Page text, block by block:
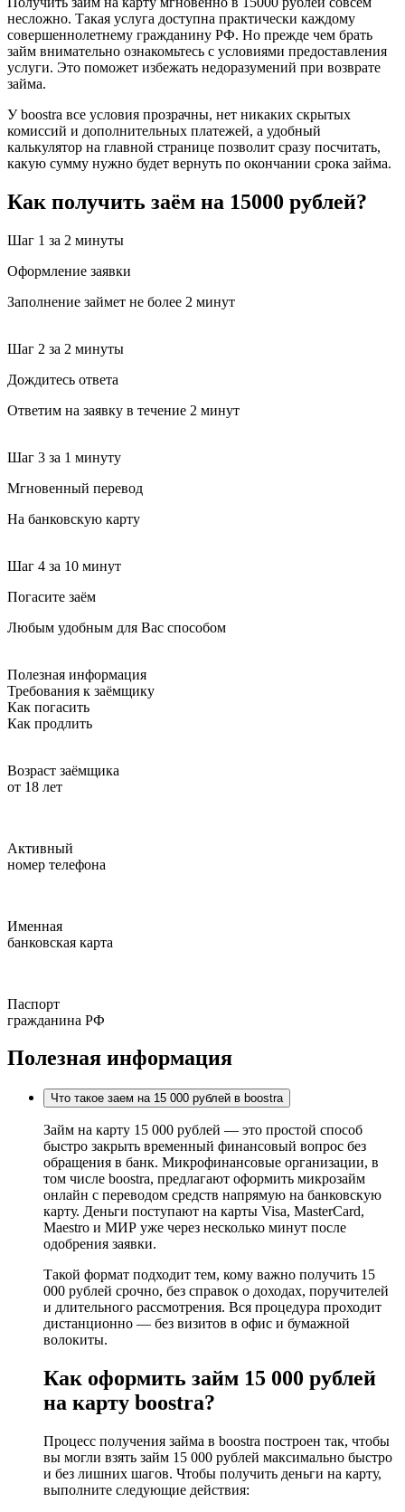
несложно. Такая услуга доступна практически каждому
совершеннолетнему гражданину РФ. Но прежде чем брать
займ внимательно ознакомьтесь с условиями предоставления
услуги. Это поможет избежать недоразумений при возврате
займа.
У boostra все условия прозрачны, нет никаких скрытых
комиссий и дополнительных платежей, а удобный
калькулятор на главной странице позволит сразу посчитать,
какую сумму нужно будет вернуть по окончании срока займа.
Как получить заём на 15000 рублей?
Шаг 1 за 2 минуты
Оформление заявки
Заполнение займет не более 2 минут
Шаг 2 за 2 минуты
Дождитесь ответа
Ответим на заявку в течение 2 минут
Шаг 3 за 1 минуту
Мгновенный перевод
На банковскую карту
Шаг 4 за 10 минут
Погасите заём
Любым удобным для Вас способом
Полезная информация
Требования к заёмщику
Как погасить
Как продлить
Возраст заёмщика
от 18 лет
Активный
номер телефона
Именная
банковская карта
Паспорт
гражданина РФ
Полезная информация
Что такое заем на 15 000 рублей в boostra
Займ на карту 15 000 рублей — это простой способ
быстро закрыть временный финансовый вопрос без
обращения в банк. Микрофинансовые организации, в
том числе boostra, предлагают оформить микрозайм
онлайн с переводом средств напрямую на банковскую
карту. Деньги поступают на карты Visa, MasterCard,
Maestro и МИР уже через несколько минут после
одобрения заявки.
Такой формат подходит тем, кому важно получить 15
000 рублей срочно, без справок о доходах, поручителей
и длительного рассмотрения. Вся процедура проходит
дистанционно — без визитов в офис и бумажной
волокиты.
Как оформить займ 15 000 рублей
на карту boostra?
Процесс получения займа в boostra построен так, чтобы
вы могли взять займ 15 000 рублей максимально быстро
и без лишних шагов. Чтобы получить деньги на карту,
выполните следующие действия: